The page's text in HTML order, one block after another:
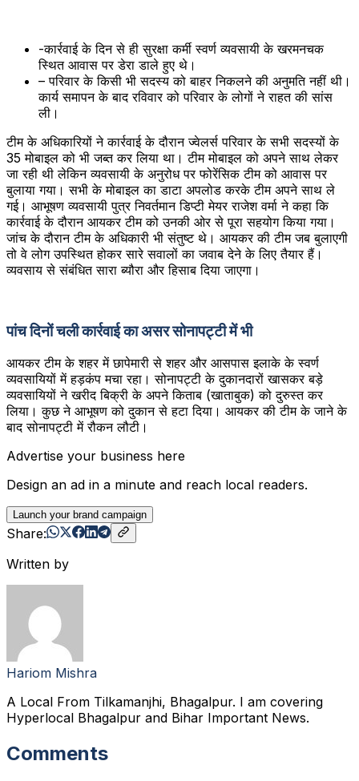
-कार्रवाई के दिन से ही सुरक्षा कर्मी स्वर्ण व्यवसायी के खरमनचक
स्थित आवास पर डेरा डाले हुए थे।
– परिवार के किसी भी सदस्य को बाहर निकलने की अनुमति नहीं थी।
कार्य समापन के बाद रविवार को परिवार के लोगों ने राहत की सांस
ली।
टीम के अधिकारियों ने कार्रवाई के दौरान ज्वेलर्स परिवार के सभी सदस्यों के
35 मोबाइल को भी जब्त कर लिया था। टीम मोबाइल को अपने साथ लेकर
जा रही थी लेकिन व्यवसायी के अनुरोध पर फोरेंसिक टीम को आवास पर
बुलाया गया। सभी के मोबाइल का डाटा अपलोड करके टीम अपने साथ ले
गई। आभूषण व्यवसायी पुत्र निवर्तमान डिप्टी मेयर राजेश वर्मा ने कहा कि
कार्रवाई के दौरान आयकर टीम को उनकी ओर से पूरा सहयोग किया गया।
जांच के दौरान टीम के अधिकारी भी संतुष्ट थे। आयकर की टीम जब बुलाएगी
तो वे लोग उपस्थित होकर सारे सवालों का जवाब देने के लिए तैयार हैं।
व्यवसाय से संबंधित सारा ब्यौरा और हिसाब दिया जाएगा।
पांच दिनों चली कार्रवाई का असर सोनापट्टी में भी
आयकर टीम के शहर में छापेमारी से शहर और आसपास इलाके के स्वर्ण
व्यवसायियों में हड़कंप मचा रहा। सोनापट्टी के दुकानदारों खासकर बड़े
व्यवसायियों ने खरीद बिक्री के अपने किताब (खाताबुक) को दुरुस्त कर
लिया। कुछ ने आभूषण को दुकान से हटा दिया। आयकर की टीम के जाने के
बाद सोनापट्टी में रौकन लौटी।
Advertise your business here
Design an ad in a minute and reach local readers.
Launch your brand campaign
Share:
Written by
Hariom Mishra
A Local From Tilkamanjhi, Bhagalpur. I am covering
Hyperlocal Bhagalpur and Bihar Important News.
Comments